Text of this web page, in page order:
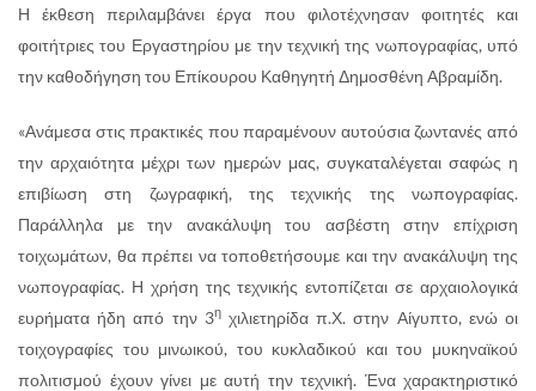
Η έκθεση περιλαμβάνει έργα που φιλοτέχνησαν φοιτητές και
φοιτήτριες του Εργαστηρίου με την τεχνική της νωπογραφίας, υπό
την καθοδήγηση του Επίκουρου Καθηγητή Δημοσθένη Αβραμίδη.
«Ανάμεσα στις πρακτικές που παραμένουν αυτούσια ζωντανές από
την αρχαιότητα μέχρι των ημερών μας, συγκαταλέγεται σαφώς η
επιβίωση στη ζωγραφική, της τεχνικής της νωπογραφίας.
Παράλληλα με την ανακάλυψη του ασβέστη στην επίχριση
τοιχωμάτων, θα πρέπει να τοποθετήσουμε και την ανακάλυψη της
νωπογραφίας. Η χρήση της τεχνικής εντοπίζεται σε αρχαιολογικά
ευρήματα ήδη από την 3ηχιλιετηρίδα π.Χ. στην Αίγυπτο, ενώ οι
τοιχογραφίες του μινωικού, του κυκλαδικού και του μυκηναϊκού
πολιτισμού έχουν γίνει με αυτή την τεχνική. Ένα χαρακτηριστικό